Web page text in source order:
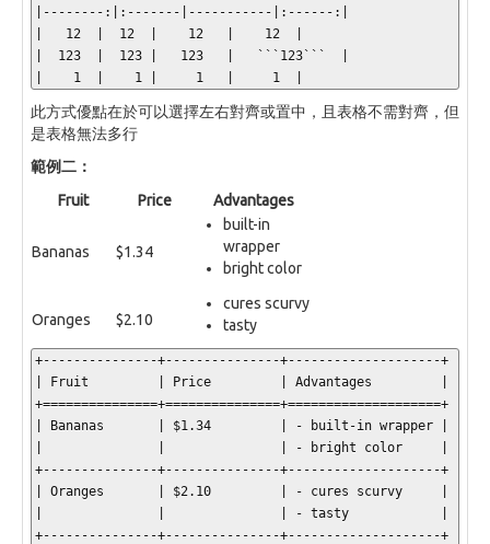
|--------:|:-------|-----------|:------:|
|   12  |  12  |    12   |    12  |
|  123  |  123 |   123   |   ```123```  |
|    1  |    1 |     1   |     1  |
此方式優點在於可以選擇左右對齊或置中，且表格不需對齊，但
是表格無法多行
範例二：
Fruit
Price Advantages
Bananas $1.34
built-in
wrapper
bright color
Oranges $2.10
cures scurvy
tasty
+---------------+---------------+--------------------+
| Fruit         | Price         | Advantages         |
+===============+===============+====================+
| Bananas       | $1.34         | - built-in wrapper |
|               |               | - bright color     |
+---------------+---------------+--------------------+
| Oranges       | $2.10         | - cures scurvy     |
|               |               | - tasty            |
+---------------+---------------+--------------------+